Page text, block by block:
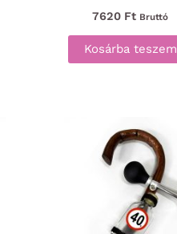
7620 Ft Bruttó
Kosárba teszem